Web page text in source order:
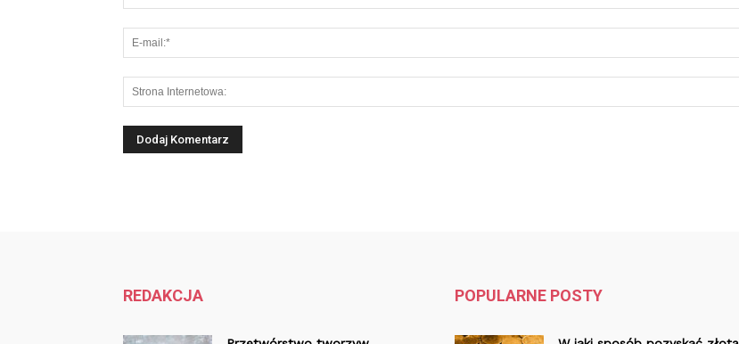
REDAKCJA POPULARNE POSTY